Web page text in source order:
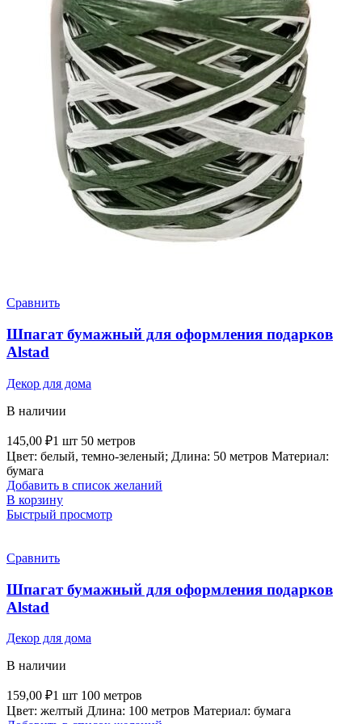
Сравнить
Шпагат бумажный для оформления подарков
Alstad
Декор для дома
В наличии
145,00 ₽1 шт 50 метров
Цвет: белый, темно-зеленый; Длина: 50 метров Материал:
бумага
Добавить в список желаний
В корзину
Быстрый просмотр
Сравнить
Шпагат бумажный для оформления подарков
Alstad
Декор для дома
В наличии
159,00 ₽1 шт 100 метров
Цвет: желтый Длина: 100 метров Материал: бумага